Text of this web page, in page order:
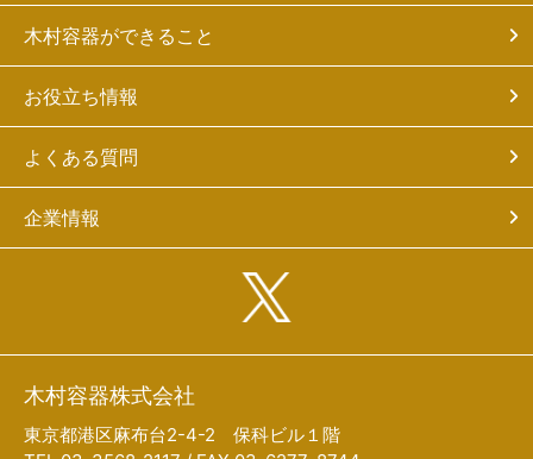
木村容器ができること
お役立ち情報
よくある質問
企業情報
木村容器株式会社
東京都港区麻布台2-4-2 保科ビル１階